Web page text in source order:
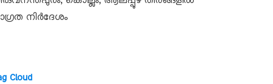
നിർദേശം
Cloud